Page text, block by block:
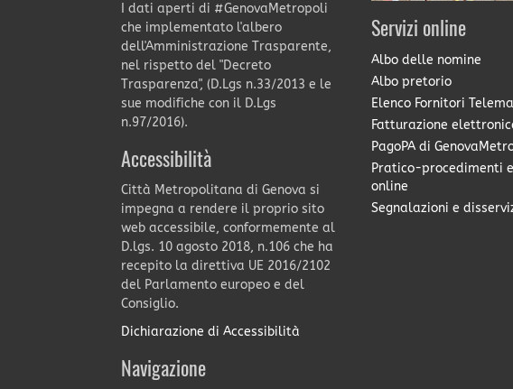
I dati aperti di #GenovaMetropoli
che implementato l'albero
dell'Amministrazione Trasparente,
nel rispetto del "Decreto
Trasparenza", (D.Lgs n.33/2013 e le
sue modifiche con il D.Lgs
n.97/2016).
Accessibilità
Città Metropolitana di Genova si
impegna a rendere il proprio sito
web accessibile, conformemente al
D.lgs. 10 agosto 2018, n.106 che ha
recepito la direttiva UE 2016/2102
del Parlamento europeo e del
Consiglio.
Dichiarazione di Accessibilità
Navigazione
Servizi online
Albo delle nomine
Albo pretorio
Elenco Fornitori
Fatturazione
PagoPA di
Pratico-procedimenti
online
Segnalazioni e